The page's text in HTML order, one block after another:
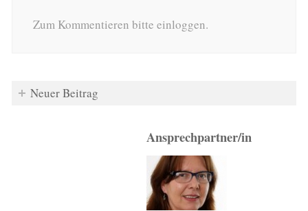
Zum Kommentieren bitte einloggen.
Neuer Beitrag
Ansprechpartner/in